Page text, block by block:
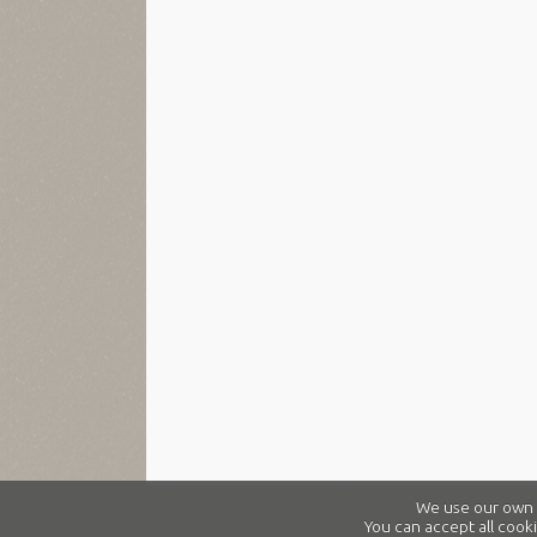
We use our
You can accept all